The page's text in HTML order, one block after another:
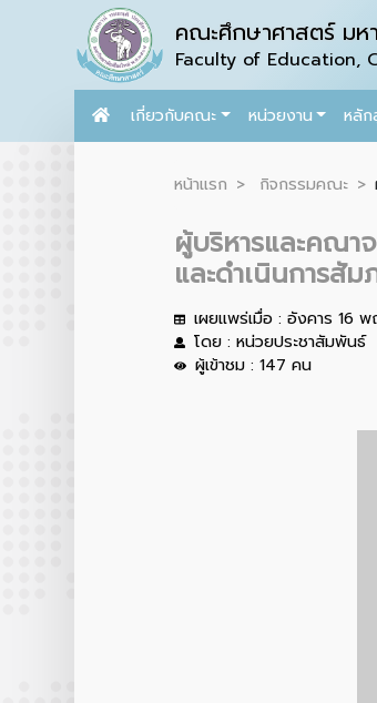
คณะศึกษาศาสตร์ มห
Faculty of Education,
เกี่ยวกับคณะ หน่วยงาน หลัก
หน้าแรก กิจกรรมคณะ
ผู้บริหารและคณา
และดำเนินการสั
เผยแพร่เมื่อ : อังคาร 16
โดย : หน่วยประชาสัมพันธ์
ผู้เข้าชม : 147 คน